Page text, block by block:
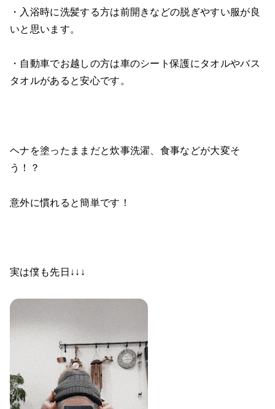
・入浴時に洗髪する方は前開きなどの脱ぎやすい服が良
いと思います。
・自動車でお越しの方は車のシート保護にタオルやバス
タオルがあると安心です。
ヘナを塗ったままだと炊事洗濯、食事などが大変そ
う！？
意外に慣れると簡単です！
実は僕も先日↓↓↓